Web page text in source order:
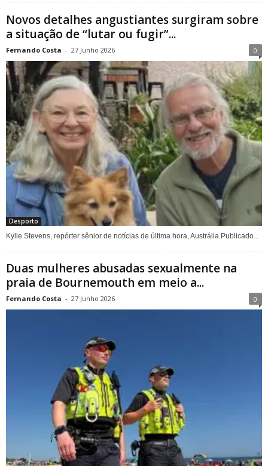
Novos detalhes angustiantes surgiram sobre
a situação de “lutar ou fugir”...
Fernando Costa - 27 Junho 2026 0
Desporto
Kylie Stevens, repórter sênior de notícias de última hora, Austrália Publicado...
Duas mulheres abusadas sexualmente na
praia de Bournemouth em meio a...
Fernando Costa - 27 Junho 2026 0